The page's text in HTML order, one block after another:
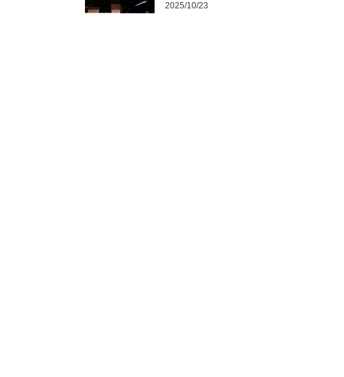
2025/10/23